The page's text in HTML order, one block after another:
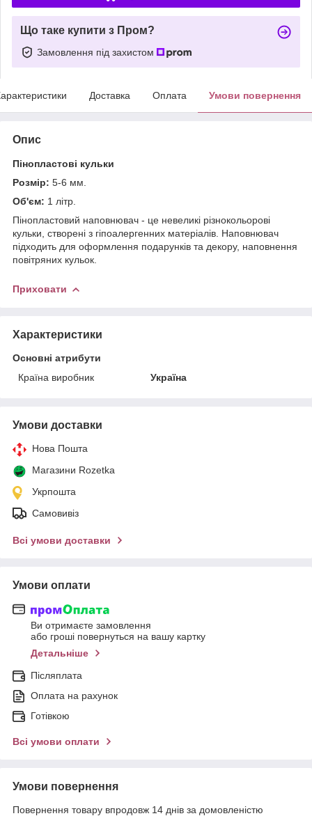
Що таке купити з Пром?
Замовлення під захистом
Доставка Оплата Умови повернення
Опис
Пінопластові кульки
Розмір: 5-6 мм.
Об'єм: 1 літр.
Пінопластовий наповнювач - це невеликі різнокольорові
кульки, створені з гіпоалергенних матеріалів. Наповнювач
підходить для оформлення подарунків та декору, наповнення
повітряних кульок.
Приховати
Характеристики
Основні атрибути
Країна виробник
Україна
Умови доставки
Нова Пошта
Магазини Rozetka
Укрпошта
Самовивіз
Всі умови доставки
Умови оплати
Ви отримаєте замовлення
або гроші повернуться на вашу картку
Детальніше
Післяплата
Оплата на рахунок
Готівкою
Всі умови оплати
Умови повернення
Повернення товару впродовж 14 днів за домовленістю